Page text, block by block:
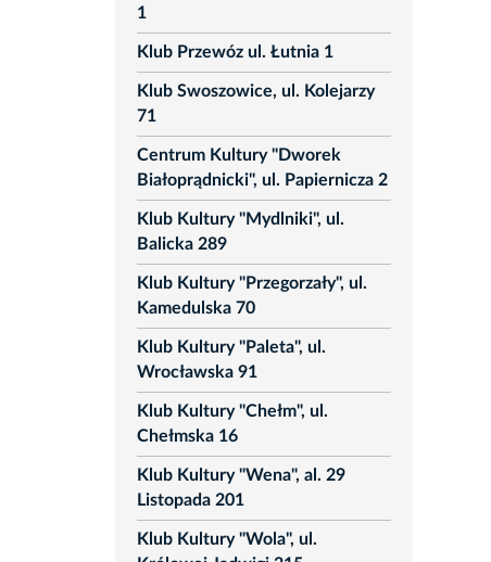
1
Klub Przewóz ul. Łutnia 1
Klub Swoszowice, ul. Kolejarzy
71
Centrum Kultury "Dworek
Białoprądnicki", ul. Papiernicza 2
Klub Kultury "Mydlniki", ul.
Balicka 289
Klub Kultury "Przegorzały", ul.
Kamedulska 70
Klub Kultury "Paleta", ul.
Wrocławska 91
Klub Kultury "Chełm", ul.
Chełmska 16
Klub Kultury "Wena", al. 29
Listopada 201
Klub Kultury "Wola", ul.